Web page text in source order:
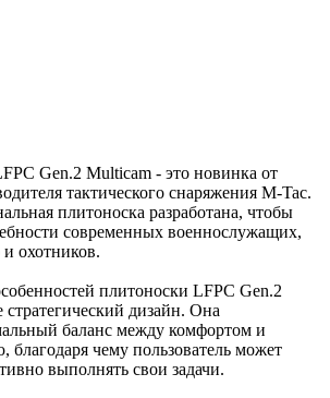
Gen.2 Multicam - это новинка от
тактического снаряжения M-Tac.
плитоноска разработана, чтобы
современных военнослужащих,
охотников.
плитоноски LFPC Gen.2
стратегический дизайн. Она
баланс между комфортом и
благодаря чему пользователь может
выполнять свои задачи.